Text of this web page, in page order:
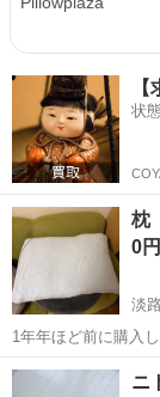
状
枕
0円
淡
1年年ほど前に購入
た。自宅まで受け取
大阪 大阪市
ニ